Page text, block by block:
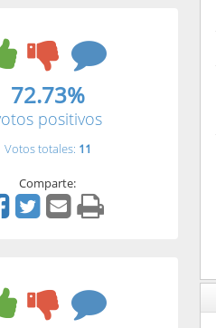
72.73%
positivos
Votos totales: 11
Comparte: